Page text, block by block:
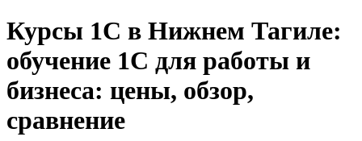
Курсы 1С в Нижнем Тагиле:
обучение 1С для работы и
бизнеса: цены, обзор,
сравнение